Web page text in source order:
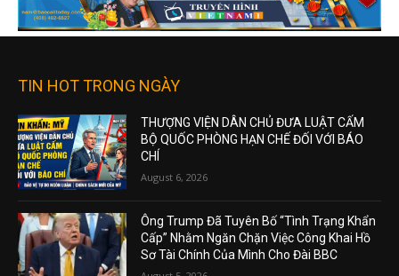
TIN HOT TRONG NGÀY
THƯỢNG VIỆN DÂN CHỦ ĐƯA LUẬT CẤM
BỘ QUỐC PHÒNG HẠN CHẾ ĐỐI VỚI BÁO
CHÍ
August 6, 2026
Ông Trump Đã Tuyên Bố “Tình Trạng Khẩn
Cấp” Nhằm Ngăn Chặn Việc Công Khai Hồ
Sơ Tài Chính Của Mình Cho Đài BBC